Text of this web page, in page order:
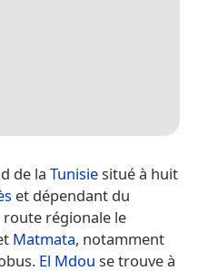
de la Tunisiesitué à huit
et dépendant du
route régionale le
Matmata, notamment
El Mdou se trouve à